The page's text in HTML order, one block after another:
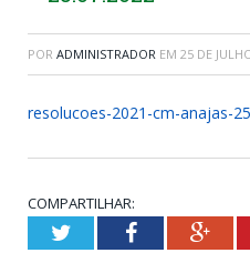
POR ADMINISTRADOR EM 25 DE
resolucoes-2021-cm-anajas-
COMPARTILHAR:
TwitterFacebook